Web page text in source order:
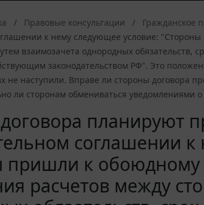
Правовые консультации Гражданское
к нему следующее условие:
взаимозачета однородных обязательств,
законодательством РФ". Это
не наступили. Вправе ли стороны договора
ли сторонам обмениваться уведомлениями
планируют
соглашении к
пришли к
расчетов между